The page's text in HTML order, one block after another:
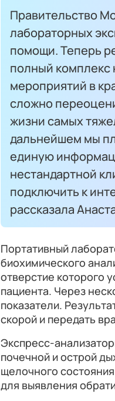
Правительство
лабораторных
помощи. Теперь
полный комплекс
мероприятий в
сложно
жизни самых
дальнейшем мы
единую
нестандартной
подключить к
рассказала
Портативный
биохимического
отверстие которого
пациента. Через
показатели.
скорой и передать
Экспресс-
почечной и острой
щелочного
для выявления